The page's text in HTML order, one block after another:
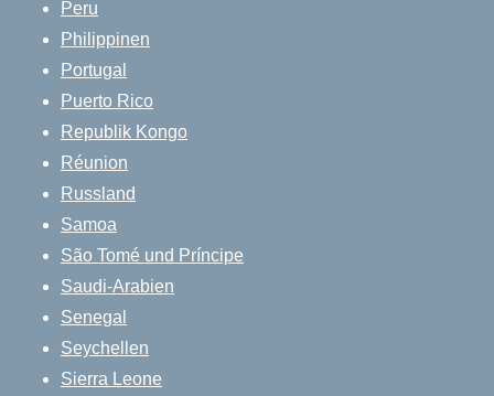
Peru
Philippinen
Portugal
Puerto Rico
Republik Kongo
Réunion
Russland
Samoa
São Tomé und Príncipe
Saudi-Arabien
Senegal
Seychellen
Sierra Leone